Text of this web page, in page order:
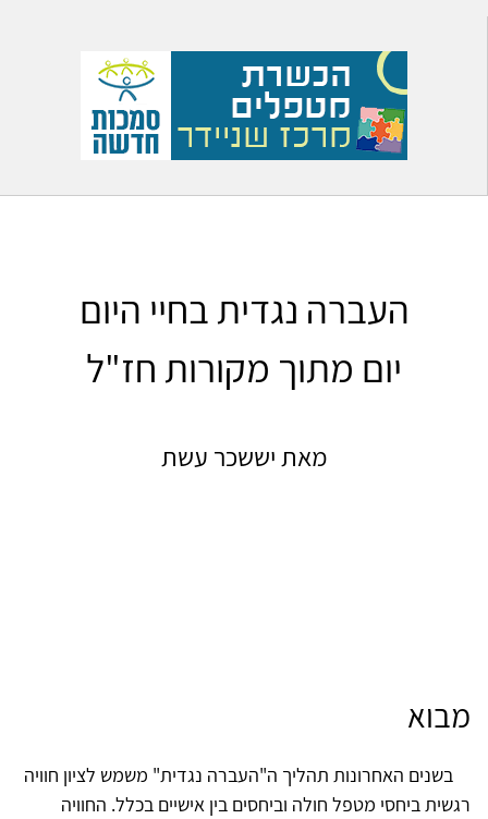
העברה נגדית בחיי היום
יום מתוך מקורות חז"ל
מאת יששכר עשת
מבוא
בשנים האחרונות תהליך ה"העברה נגדית" משמש לציון חוויה
רגשית ביחסי מטפל חולה וביחסים בין אישיים בכלל. החוויה